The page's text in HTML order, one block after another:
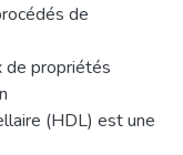
de
de propriétés
(HDL) est une